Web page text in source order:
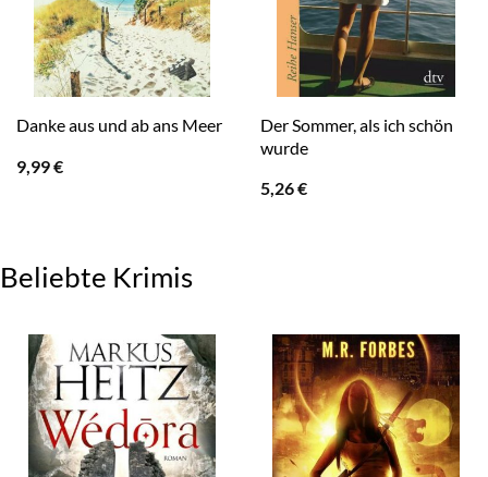
Danke aus und ab ans Meer
9,99€
Der Sommer, als ich schön
wurde
5,26€
Beliebte Krimis